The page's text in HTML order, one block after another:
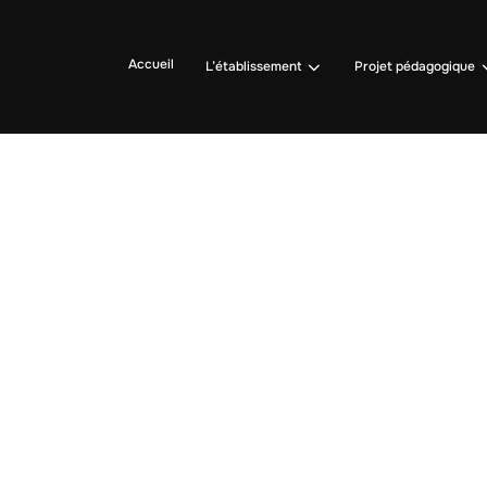
Accueil L’établissement Projet pédagogique